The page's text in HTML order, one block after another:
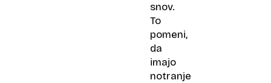
snov.
To
pomeni,
da
imajo
notranje